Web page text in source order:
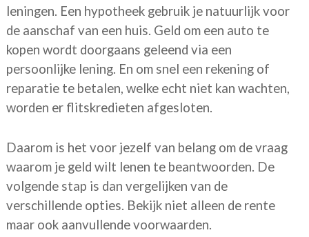
leningen. Een hypotheek gebruik je natuurlijk voor
de aanschaf van een huis. Geld om een auto te
kopen wordt doorgaans geleend via een
persoonlijke lening. En om snel een rekening of
reparatie te betalen, welke echt niet kan wachten,
worden er flitskredieten afgesloten.
Daarom is het voor jezelf van belang om de vraag
waarom je geld wilt lenen te beantwoorden. De
volgende stap is dan vergelijken van de
verschillende opties. Bekijk niet alleen de rente
maar ook aanvullende voorwaarden.